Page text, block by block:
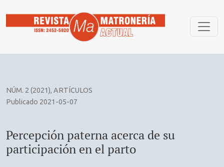
NÚM. 2 (2021), ARTÍCULOS
Percepción paterna acerca de su
participación en el parto
Publicado 2021-05-07